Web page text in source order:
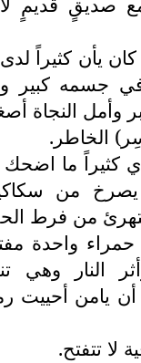
يأن كثيراً لدى
جسمه كبير
وأمل النجاة
الخاطر.
كثيراً ما
يصرخ من
من فرط
واحدة
النار وهي
يامن أحييت
لا تتفتح.